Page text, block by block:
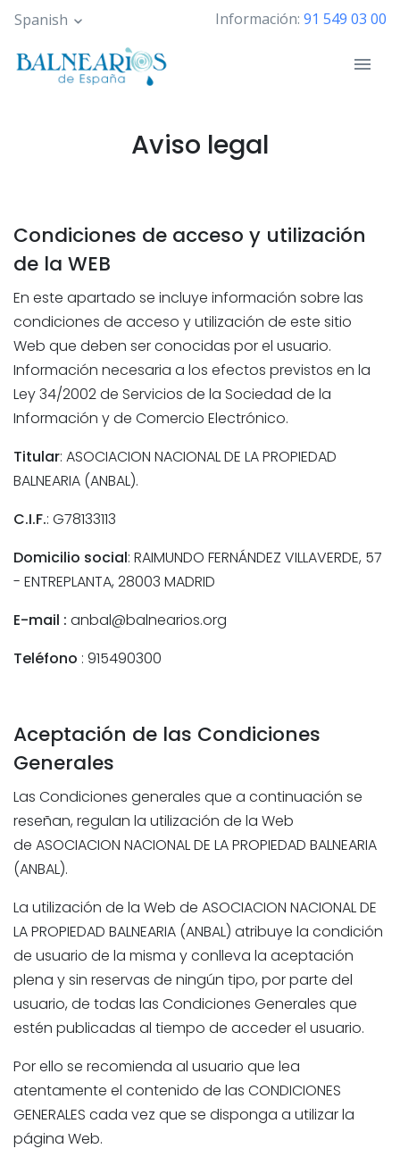
Pasar
contenido
principal
Spanish Información: 91 549 03 00
Aviso legal
Condiciones de acceso y utilización
de la WEB
En este apartado se incluye información sobre las
condiciones de acceso y utilización de este sitio
Web que deben ser conocidas por el usuario.
Información necesaria a los efectos previstos en la
Ley 34/2002 de Servicios de la Sociedad de la
Información y de Comercio Electrónico.
Titular: ASOCIACION NACIONAL DE LA PROPIEDAD
BALNEARIA (ANBAL).
C.I.F.: G78133113
Domicilio social: RAIMUNDO FERNÁNDEZ VILLAVERDE, 57
- ENTREPLANTA, 28003 MADRID
E-mail : anbal@balnearios.org
Teléfono : 915490300
Aceptación de las Condiciones
Generales
Las Condiciones generales que a continuación se
reseñan, regulan la utilización de la Web
de ASOCIACION NACIONAL DE LA PROPIEDAD BALNEARIA
(ANBAL).
La utilización de la Web de ASOCIACION NACIONAL DE
LA PROPIEDAD BALNEARIA (ANBAL) atribuye la condición
de usuario de la misma y conlleva la aceptación
plena y sin reservas de ningún tipo, por parte del
usuario, de todas las Condiciones Generales que
estén publicadas al tiempo de acceder el usuario.
Por ello se recomienda al usuario que lea
atentamente el contenido de las CONDICIONES
GENERALES cada vez que se disponga a utilizar la
página Web.